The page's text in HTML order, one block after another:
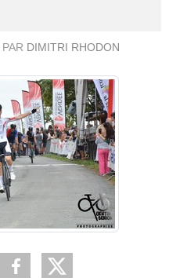
PAR DIMITRI RHODON